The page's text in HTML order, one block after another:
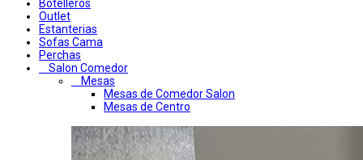
Botelleros
Outlet
Estanterias
Sofas Cama
Perchas
Salon Comedor
Mesas
Mesas de Comedor Salon
Mesas de Centro